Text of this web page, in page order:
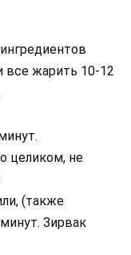
все жарить 10-12
целиком, не
(также
Зирвак